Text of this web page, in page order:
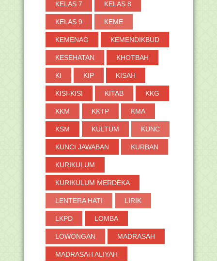
KELAS 7 KELAS 8
KELAS 9 KEME
KEMENAG KEMENDIKBUD
KESEHATAN KHOTBAH
KI KIP KISAH
KISI-KISI KITAB KKG
KKM KKTP KMA
KSM KULTUM KUNC
KUNCI JAWABAN KURBAN
KURIKULUM
KURIKULUM MERDEKA
LENTERA HATI LIRIK
LKPD LOMBA
LOWONGAN MADRASAH
MADRASAH ALIYAH